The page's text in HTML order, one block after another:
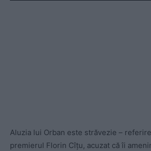
Aluzia lui Orban este străvezie –
premierul Florin Cîțu, acuzat că îi